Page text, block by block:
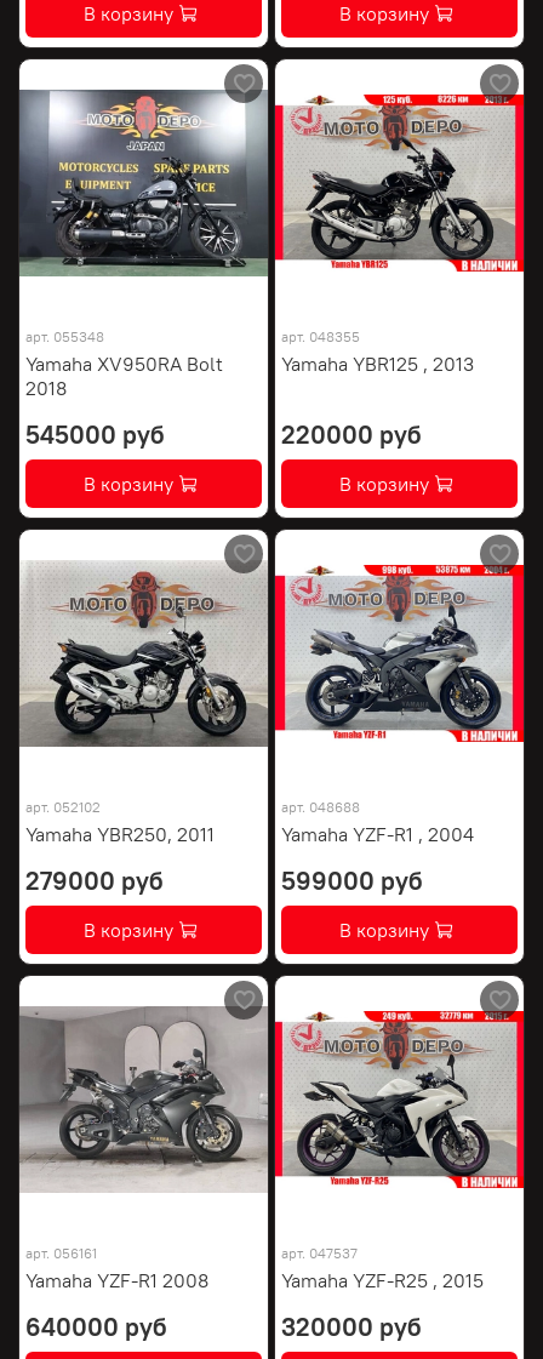
В корзину В корзину
арт. 055348
Yamaha XV950RA Bolt
2018
545000 руб
В корзину
арт. 048355
Yamaha YBR125 , 2013
220000 руб
В корзину
арт. 052102
Yamaha YBR250, 2011
279000 руб
В корзину
арт. 048688
Yamaha YZF-R1 , 2004
599000 руб
В корзину
арт. 056161
Yamaha YZF-R1 2008
640000 руб
арт. 047537
Yamaha YZF-R25 , 2015
320000 руб